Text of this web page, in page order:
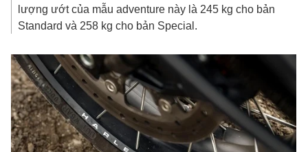
lượng ướt của mẫu adventure này là 245 kg cho bản
Standard và 258 kg cho bản Special.